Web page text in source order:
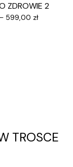
ZDROWIE 2
– 599,00 złZakres
TROSCE